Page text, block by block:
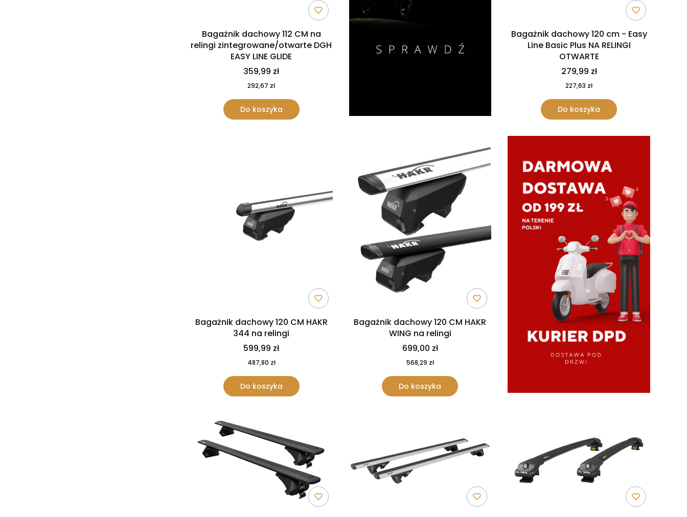
Bagażnik dachowy 112 CM na
relingi zintegrowane/otwarte DGH
EASY LINE GLIDE
359,99 zł
292,67 zł
Do koszyka
Bagażnik dachowy 120 cm - Easy
Line Basic Plus NA RELINGI
OTWARTE
279,99 zł
227,63 zł
Do koszyka
Bagażnik dachowy 120 CM HAKR
344 na relingi
599,99 zł
487,80 zł
Do koszyka
Bagażnik dachowy 120 CM HAKR
WING na relingi
699,00 zł
568,29 zł
Do koszyka